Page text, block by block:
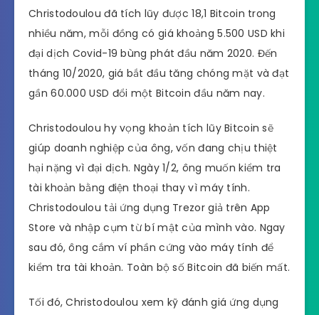
Christodoulou đã tích lũy được 18,1 Bitcoin trong
nhiều năm, mỗi đồng có giá khoảng 5.500 USD khi
đại dịch Covid-19 bùng phát đầu năm 2020. Đến
tháng 10/2020, giá bắt đầu tăng chóng mặt và đạt
gần 60.000 USD đổi một Bitcoin đầu năm nay.
Christodoulou hy vọng khoản tích lũy Bitcoin sẽ
giúp doanh nghiệp của ông, vốn đang chịu thiệt
hại nặng vì đại dịch. Ngày 1/2, ông muốn kiểm tra
tài khoản bằng điện thoại thay vì máy tính.
Christodoulou tải ứng dụng Trezor giả trên App
Store và nhập cụm từ bí mật của mình vào. Ngay
sau đó, ông cắm ví phần cứng vào máy tính để
kiểm tra tài khoản. Toàn bộ số Bitcoin đã biến mất.
Tối đó, Christodoulou xem kỹ đánh giá ứng dụng